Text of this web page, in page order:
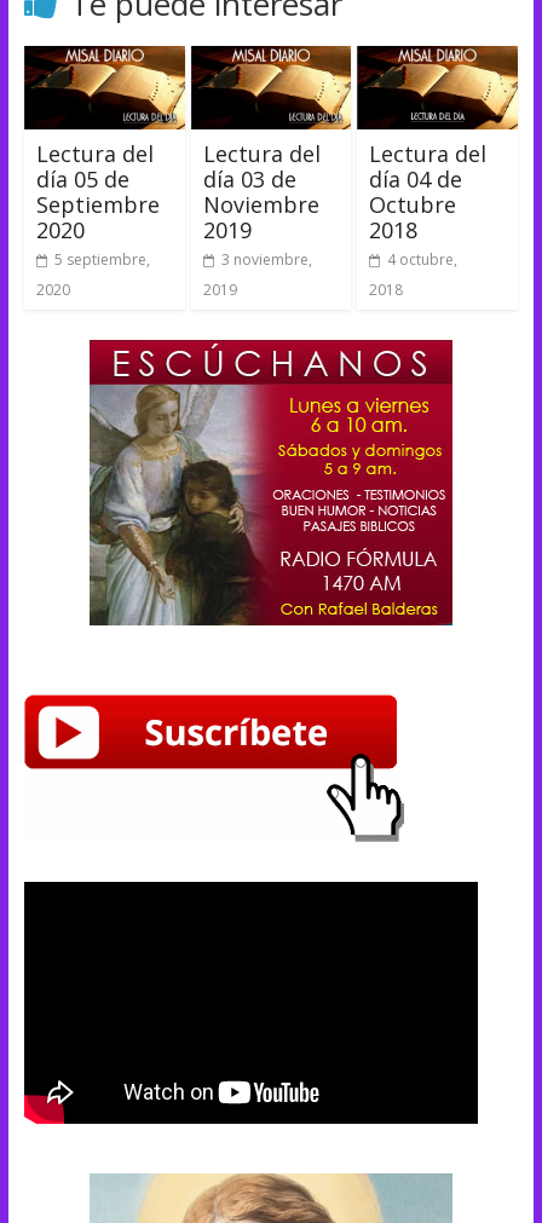
Lectura del
día 05 de
Septiembre
2020
5 septiembre,
2020
Lectura del
día 03 de
Noviembre
2019
3 noviembre,
2019
Lectura del
día 04 de
Octubre
2018
4 octubre,
2018